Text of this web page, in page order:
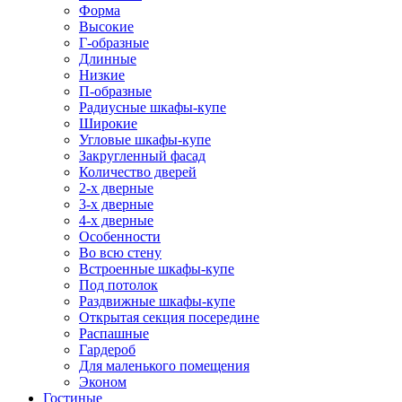
Форма
Высокие
Г-образные
Длинные
Низкие
П-образные
Радиусные шкафы-купе
Широкие
Угловые шкафы-купе
Закругленный фасад
Количество дверей
2-х дверные
3-х дверные
4-х дверные
Особенности
Во всю стену
Встроенные шкафы-купе
Под потолок
Раздвижные шкафы-купе
Открытая секция посередине
Распашные
Гардероб
Для маленького помещения
Эконом
Гостиные